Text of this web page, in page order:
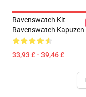
Ravenswatch Kit
Ravenswatch Kapuzen
33,93 £ - 39,46 £